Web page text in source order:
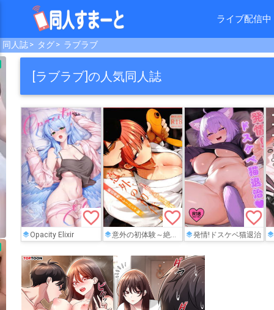
ライブ配信中
同人誌 タグ ラブラブ
[ラブラブ]の人気同人誌
favorite_border
Opacity Elixir
favorite_border
意外の初体験～絶頂我慢トレーニング編～
favorite_border
発情!ドスケベ猫退治